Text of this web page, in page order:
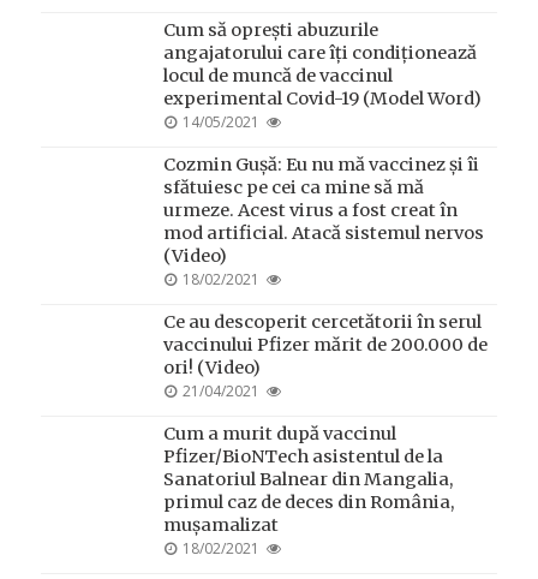
Cum să oprești abuzurile
angajatorului care îți condiționează
locul de muncă de vaccinul
experimental Covid-19 (Model Word)
POSTED
14/05/2021
Cozmin Gușă: Eu nu mă vaccinez și îi
sfătuiesc pe cei ca mine să mă
urmeze. Acest virus a fost creat în
mod artificial. Atacă sistemul nervos
(Video)
POSTED
18/02/2021
Ce au descoperit cercetătorii în serul
vaccinului Pfizer mărit de 200.000 de
ori! (Video)
POSTED
21/04/2021
Cum a murit după vaccinul
Pfizer/BioNTech asistentul de la
Sanatoriul Balnear din Mangalia,
primul caz de deces din România,
mușamalizat
POSTED
18/02/2021